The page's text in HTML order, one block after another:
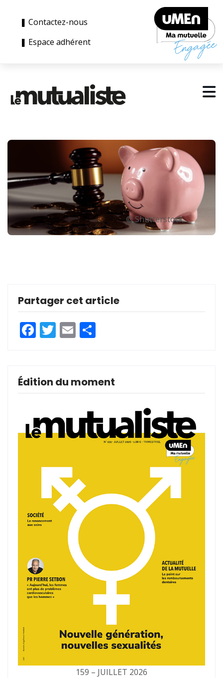
❚ Contactez-nous
❚ Espace adhérent
© Shutterstock
Partager cet article
Facebook
Twitter
Email
Édition du moment
159 – JUILLET 2026